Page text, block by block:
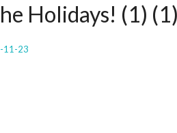
Holidays! (1) (1)
11-23